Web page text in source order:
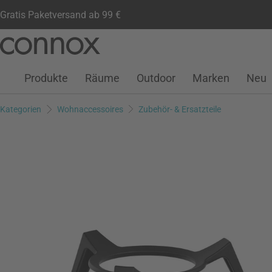
Gratis Paketversand ab 99 €
Seiteninhalt
Suchfeld
Kundenkonto
Wunschliste
Warenkorb
Produkte Räume Outdoor Marken Neu
Kategorien Wohnaccessoires Zubehör- & Ersatzteile